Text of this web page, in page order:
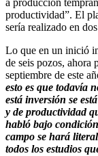
a producción
productividad”. El
sería realizado en
Lo que en un inició
de seis pozos, ahora
septiembre de este
esto es que todavía
está inversión se
y de productividad
habló bajo
campo se hará
todos los estudios